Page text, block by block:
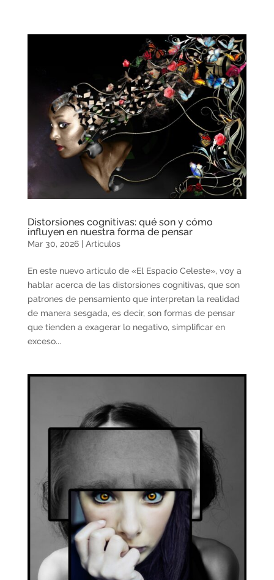
Distorsiones cognitivas: qué son y cómo
influyen en nuestra forma de pensar
Mar 30, 2026| Artículos
En este nuevo artículo de «El Espacio Celeste», voy a
hablar acerca de las distorsiones cognitivas, que son
patrones de pensamiento que interpretan la realidad
de manera sesgada, es decir, son formas de pensar
que tienden a exagerar lo negativo, simplificar en
exceso...